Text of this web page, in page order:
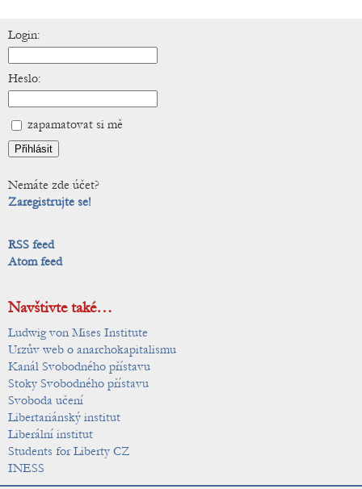
Login:
Heslo:
zapamatovat si mě
Nemáte zde účet?
Zaregistrujte se!
RSS feed
Atom feed
Navštivte také…
Ludwig von Mises Institute
Urzův web o anarchokapitalismu
Kanál Svobodného přístavu
Stoky Svobodného přístavu
Svoboda učení
Libertariánský institut
Liberální institut
Students for Liberty CZ
INESS